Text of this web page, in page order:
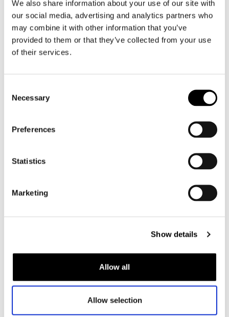
We also share information about your use of our site with
our social media, advertising and analytics partners who
may combine it with other information that you’ve
provided to them or that they’ve collected from your use
of their services.
Selection
Necessary
Preferences
Statistics
Marketing
Show details
Allow all
Allow selection
Motorkleding heren
Motorjas heren
Motorbroek heren
Motorpak heren
Motorlaarzen heren
Motorbroek dames
Motorjeans dames
Motor leggings dames